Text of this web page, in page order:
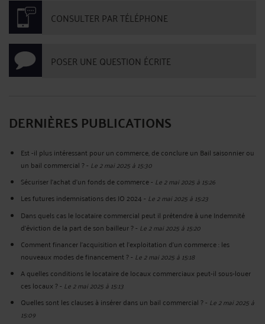
CONSULTER PAR TÉLÉPHONE
POSER UNE QUESTION ÉCRITE
DERNIÈRES PUBLICATIONS
Est -il plus intéressant pour un commerce, de conclure un Bail saisonnier ou
un bail commercial ?- Le 2 mai 2025 à 15:30
Sécuriser l’achat d’un fonds de commerce- Le 2 mai 2025 à 15:26
Les futures indemnisations des JO 2024- Le 2 mai 2025 à 15:23
Dans quels cas le locataire commercial peut il prétendre à une Indemnité
d’éviction de la part de son bailleur ?- Le 2 mai 2025 à 15:20
Comment financer l’acquisition et l’exploitation d’un commerce : les
nouveaux modes de financement ?- Le 2 mai 2025 à 15:18
A quelles conditions le locataire de locaux commerciaux peut-il sous-louer
ces locaux ?- Le 2 mai 2025 à 15:13
Quelles sont les clauses à insérer dans un bail commercial ?- Le 2 mai 2025 à
15:09